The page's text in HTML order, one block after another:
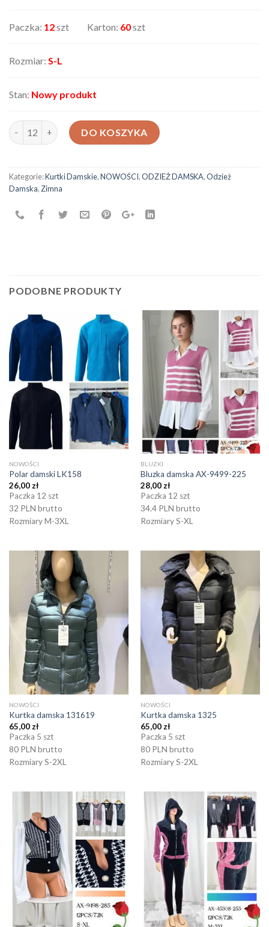
Paczka: 12szt Karton: 60szt
Rozmiar: S-L
Stan: Nowy produkt
ilość Kurtka damska N1662DO KOSZYKA
Kategorie:Kurtki Damskie,NOWOŚCI,ODZIEŻ DAMSKA,Odzież
Damska, Zimna
PODOBNE PRODUKTY
NOWOŚCI
Polar damski LK158
26,00 zł
Paczka 12 szt
32 PLN brutto
Rozmiary M-3XL
BLUZKI
Bluzka damska AX-9499-225
28,00 zł
Paczka 12 szt
34.4 PLN brutto
Rozmiary S-XL
NOWOŚCI
Kurtka damska 131619
65,00 zł
Paczka 5 szt
80 PLN brutto
Rozmiary S-2XL
NOWOŚCI
Kurtka damska 1325
65,00 zł
Paczka 5 szt
80 PLN brutto
Rozmiary S-2XL